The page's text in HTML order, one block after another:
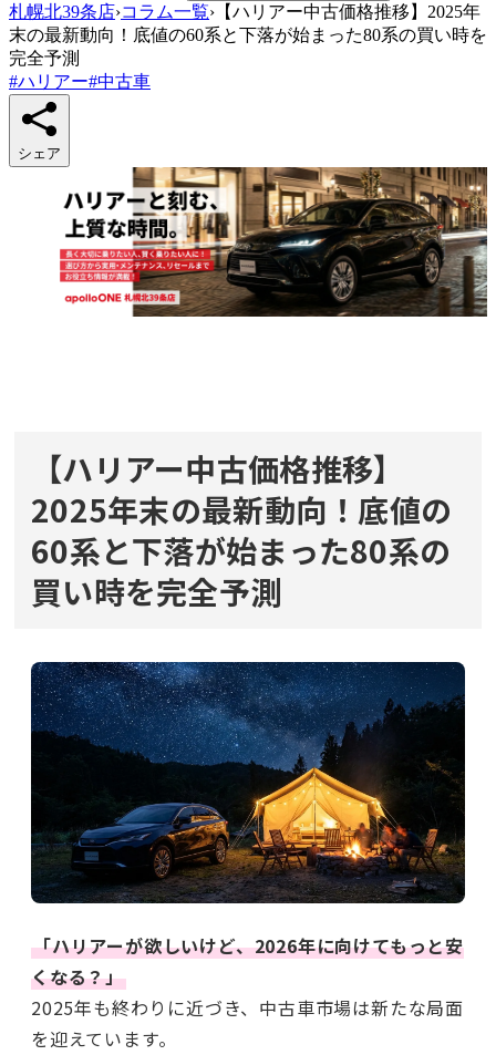
札幌北39条店›コラム一覧› 【ハリアー中古価格推移】2025年
末の最新動向！底値の60系と下落が始まった80系の買い時を
完全予測
#ハリアー#中古車
シェア
【ハリアー中古価格推移】
2025年末の最新動向！底値の
60系と下落が始まった80系の
買い時を完全予測
「ハリアーが欲しいけど、2026年に向けてもっと安
くなる？」
2025年も終わりに近づき、中古車市場は新たな局面
を迎えています。